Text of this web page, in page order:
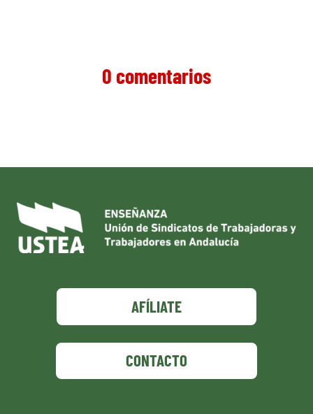
0 comentarios
AFÍLIATE
CONTACTO